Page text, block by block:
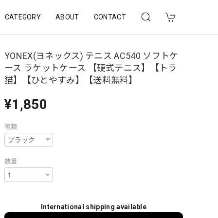
CATEGORY ABOUT CONTACT
YONEX(ヨネックス) テニス AC540 ソフトケ
ース ラケットケース 【硬式テニス】【トラ
猫】【ひとやすみ】【送料無料】
¥1,850
種類
数量
International shipping available